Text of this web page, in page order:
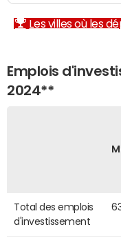
Les villes où les
Emplois
2024**
Total des emplois
d'investissement